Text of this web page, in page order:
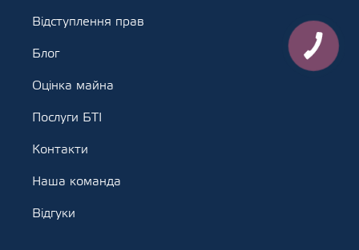
Відступлення прав
Блог
Оцінка майна
Послуги БТІ
Контакти
Наша команда
Відгуки